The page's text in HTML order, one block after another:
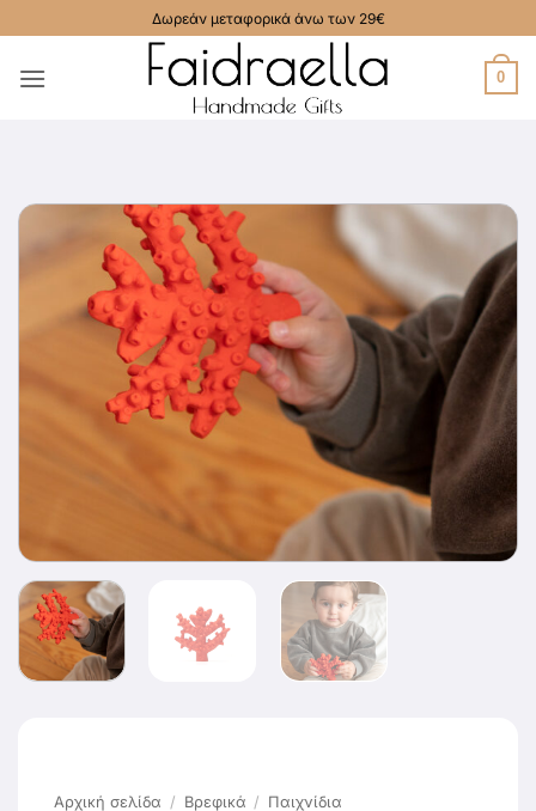
στο
περιεχόμενο
Δωρεάν μεταφορικά άνω των 29€
0
Αρχική σελίδα / Βρεφικά / Παιχνίδια